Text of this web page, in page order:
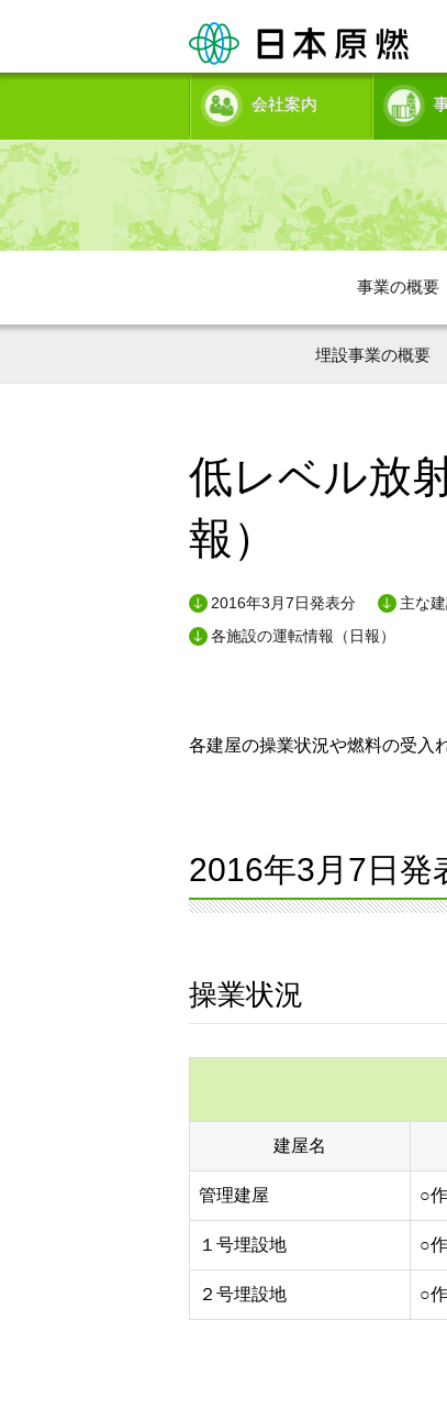
会社案内
事業の概要
埋設事業の概要
低レベル放
報）
2016年3月7日発表分 主な
各施設の運転情報（日報）
各建屋の操業状況や燃料の受入
2016年3月7日発
操業状況
建屋名
管理建屋 ○
１号埋設地 ○
２号埋設地 ○